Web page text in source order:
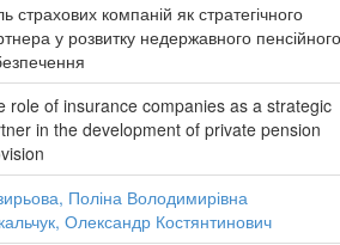
страхових компаній як стратегічного
у розвитку недержавного пенсійного
role of insurance companies as a strategic
in the development of private pension
Поліна Володимирівна
Олександр Костянтинович